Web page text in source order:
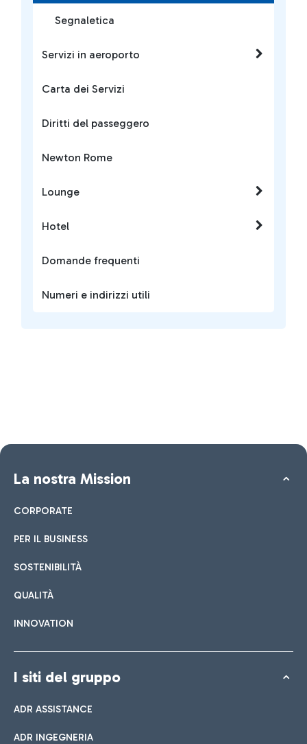
Segnaletica
Servizi in aeroporto
Carta dei Servizi
Diritti del passeggero
Newton Rome
Lounge
Hotel
Domande frequenti
Numeri e indirizzi utili
La nostra Mission
CORPORATE
PER IL BUSINESS
SOSTENIBILITÀ
QUALITÀ
INNOVATION
I siti del gruppo
ADR ASSISTANCE
ADR INGEGNERIA